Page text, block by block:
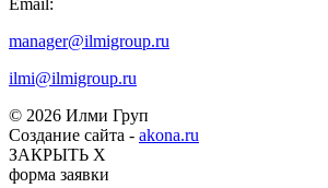
Email:
manager@ilmigroup.ru
ilmi@ilmigroup.ru
© 2026 Илми Груп
Создание сайта - akona.ru
ЗАКРЫТЬ Х
форма заявки